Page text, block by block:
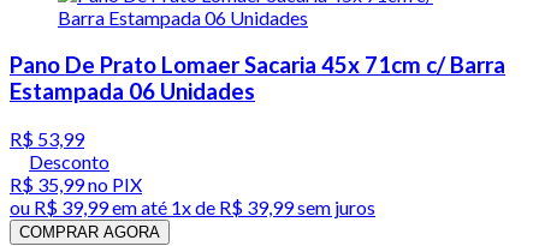
Pano De Prato Lomaer Sacaria 45x 71cm c/ Barra
Estampada 06 Unidades
R$ 53,99
Desconto
R$ 35,99no PIX
ou R$ 39,99em até 1x de R$ 39,99sem juros
COMPRAR AGORA